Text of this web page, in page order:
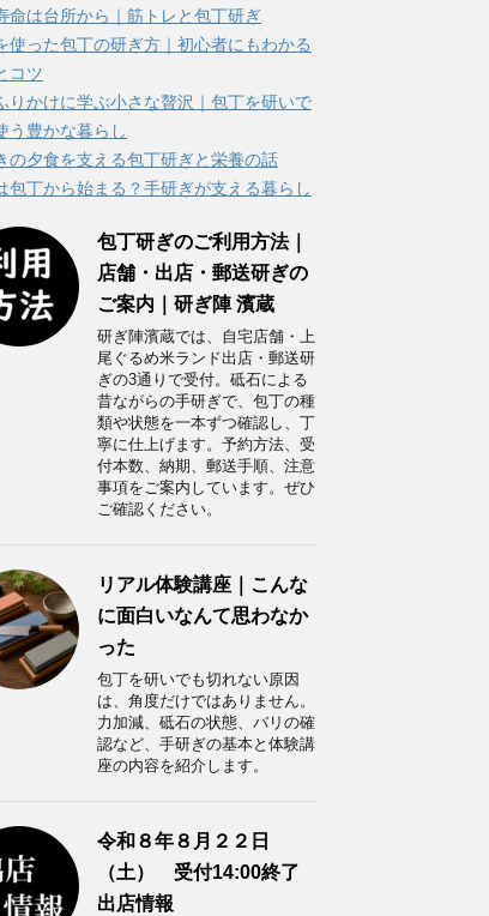
命は台所から｜筋トレと包丁研ぎ
使った包丁の研ぎ方｜初心者にもわかる
コツ
りかけに学ぶ小さな贅沢｜包丁を研いで
う豊かな暮らし
の夕食を支える包丁研ぎと栄養の話
包丁から始まる？手研ぎが支える暮らし
包丁研ぎのご利用方法｜
店舗・出店・郵送研ぎの
ご案内｜研ぎ陣 濱蔵
研ぎ陣濱蔵では、自宅店舗・上
尾ぐるめ米ランド出店・郵送研
ぎの3通りで受付。砥石による
昔ながらの手研ぎで、包丁の種
類や状態を一本ずつ確認し、丁
寧に仕上げます。予約方法、受
付本数、納期、郵送手順、注意
事項をご案内しています。ぜひ
ご確認ください。
リアル体験講座｜こんな
に面白いなんて思わなか
った
包丁を研いでも切れない原因
は、角度だけではありません。
力加減、砥石の状態、バリの確
認など、手研ぎの基本と体験講
座の内容を紹介します。
令和８年８月２２日
（土） 受付14:00終了
出店情報